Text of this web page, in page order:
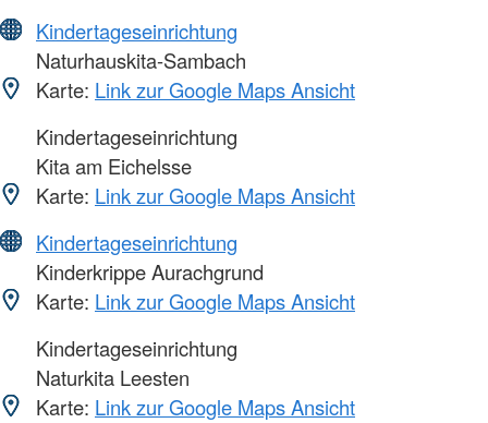
Kindertageseinrichtung
Naturhauskita-Sambach
Karte: Link zur Google Maps Ansicht
Kindertageseinrichtung
Kita am Eichelsse
Karte: Link zur Google Maps Ansicht
Kindertageseinrichtung
Kinderkrippe Aurachgrund
Karte: Link zur Google Maps Ansicht
Kindertageseinrichtung
Naturkita Leesten
Karte: Link zur Google Maps Ansicht